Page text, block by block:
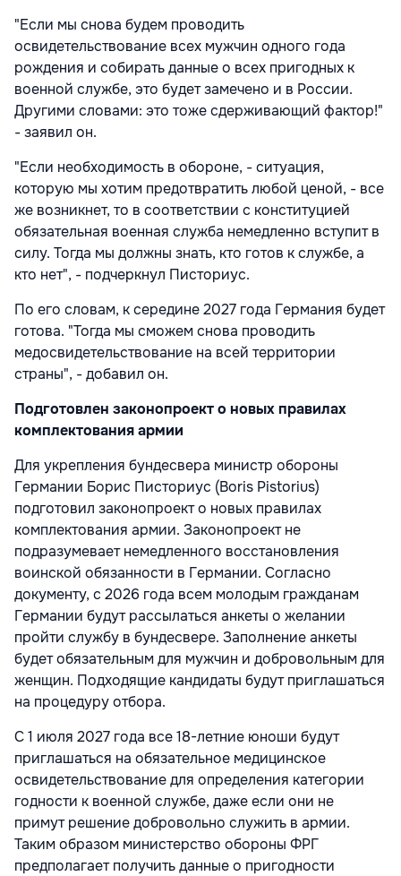
"Если мы снова будем проводить
освидетельствование всех мужчин одного года
рождения и собирать данные о всех пригодных к
военной службе, это будет замечено и в России.
Другими словами: это тоже сдерживающий фактор!"
- заявил он.
"Если необходимость в обороне, - ситуация,
которую мы хотим предотвратить любой ценой, - все
же возникнет, то в соответствии с конституцией
обязательная военная служба немедленно вступит в
силу. Тогда мы должны знать, кто готов к службе, а
кто нет", - подчеркнул Писториус.
По его словам, к середине 2027 года Германия будет
готова. "Тогда мы сможем снова проводить
медосвидетельствование на всей территории
страны", - добавил он.
Подготовлен законопроект о новых правилах
комплектования армии
Для укрепления бундесвера министр обороны
Германии Борис Писториус (Boris Pistorius)
подготовил законопроект о новых правилах
комплектования армии. Законопроект не
подразумевает немедленного восстановления
воинской обязанности в Германии. Согласно
документу, с 2026 года всем молодым гражданам
Германии будут рассылаться анкеты о желании
пройти службу в бундесвере. Заполнение анкеты
будет обязательным для мужчин и добровольным для
женщин. Подходящие кандидаты будут приглашаться
на процедуру отбора.
С 1 июля 2027 года все 18-летние юноши будут
приглашаться на обязательное медицинское
освидетельствование для определения категории
годности к военной службе, даже если они не
примут решение добровольно служить в армии.
Таким образом министерство обороны ФРГ
предполагает получить данные о пригодности